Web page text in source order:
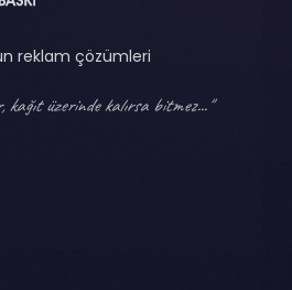
reklam çözümleri
üzerinde kalırsa bitmez..."